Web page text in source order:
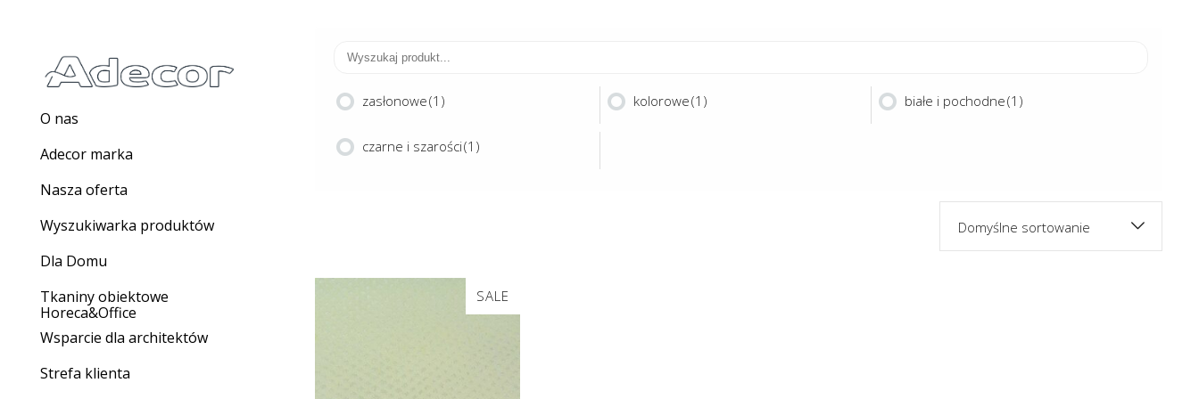
O nas
Adecor marka
Nasza oferta
Wyszukiwarka produktów
Dla Domu
Tkaniny obiektowe
Horeca&Office
Wsparcie dla architektów
Strefa klienta
zasłonowe(1) kolorowe(1) białe i pochodne(1)
czarne i szarości(1)
Domyślne sortowanie
SALE